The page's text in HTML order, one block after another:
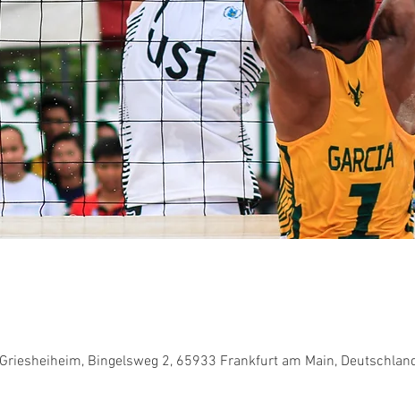
Bingelsweg 2, 65933 Frankfurt am Main,